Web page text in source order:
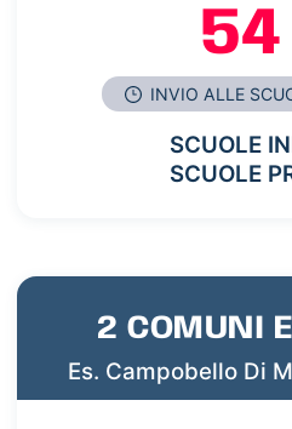
INVIO ALLE
SCUOLE
SCUOLE
2 COMUNI
Es. Campobello Di